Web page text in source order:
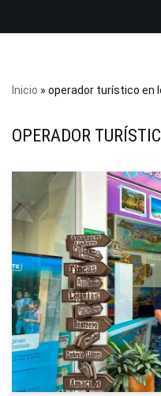
Inicio » operador turístico en
OPERADOR